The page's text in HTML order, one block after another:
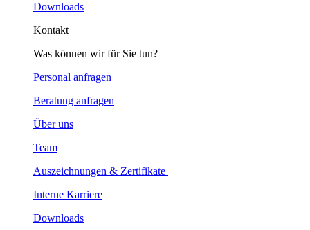
Downloads
Kontakt
Was können wir für Sie tun?
Personal anfragen
Beratung anfragen
Über uns
Team
Auszeichnungen & Zertifikate
Interne Karriere
Downloads